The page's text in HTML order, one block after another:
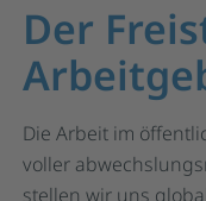
Der
Die Arbeit im
voller
stellen wir uns